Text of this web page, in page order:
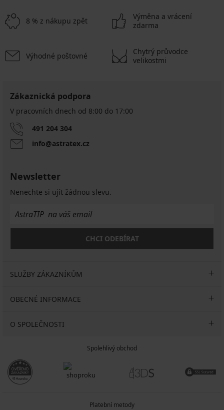
8 % z nákupu zpět
Výměna a vrácení
zdarma
Výhodné poštovné
Chytrý průvodce
velikostmi
Zákaznická podpora
V pracovních dnech od 8:00 do 17:00
491 204 304
info@astratex.cz
Newsletter
Nenechte si ujít žádnou slevu.
CHCI ODEBÍRAT
SLUŽBY ZÁKAZNÍKŮM
OBECNÉ INFORMACE
O SPOLEČNOSTI
Spolehlivý obchod
Platební metody